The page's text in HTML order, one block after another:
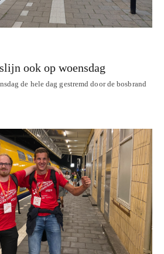
ook op woensdag
de hele dag gestremd door de bosbrand